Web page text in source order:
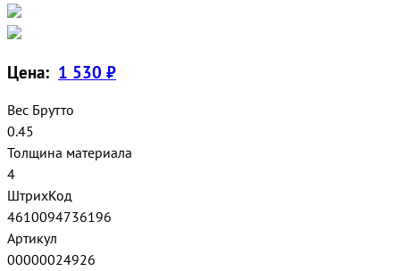
Цена: 1 530 ₽
Вес Брутто
0.45
Толщина материала
4
ШтрихКод
4610094736196
Артикул
00000024926